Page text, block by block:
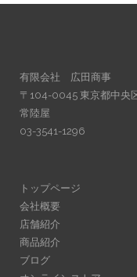
有限会社 広田商事
〒104-0045 東京都中央
常陸屋
03-3541-1296
トップページ
会社概要
店舗紹介
商品紹介
ブログ